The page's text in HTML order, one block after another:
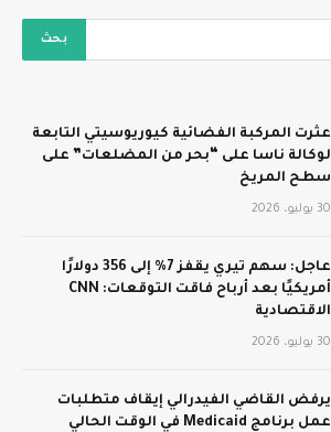
عثرت المركبة الفضائية كيوريوسيتي التابعة
لوكالة ناسا على “بحر من المضلعات” على
سطح المريخ
30 يوليو، 2026
عاجل: سهم تيري يقفز 7% إلى 356 دولارًا
أمريكيًا بعد أرباح فاقت التوقعات: CNN
الاقتصادية
30 يوليو، 2026
يرفض القاضي الفيدرالي إيقاف متطلبات
عمل برنامج Medicaid في الوقت الحالي